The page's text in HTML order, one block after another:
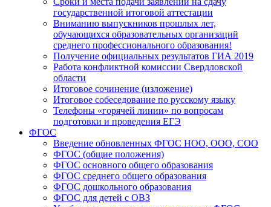
государственной итоговой аттестации
Вниманию выпускников прошлых лет,
обучающихся образовательных организаций
среднего профессионального образования!
Получение официальных результатов ГИА 2019
Работа конфликтной комиссии Свердловской
области
Итоговое сочинение (изложение)
Итоговое собеседование по русскому языку
Телефоны «горячей линии» по вопросам
подготовки и проведения ЕГЭ
ФГОС
Введение обновленных ФГОС НОО, ООО, СОО
ФГОС (общие положения)
ФГОС основного общего образования
ФГОС среднего общего образования
ФГОС дошкольного образования
ФГОС для детей с ОВЗ